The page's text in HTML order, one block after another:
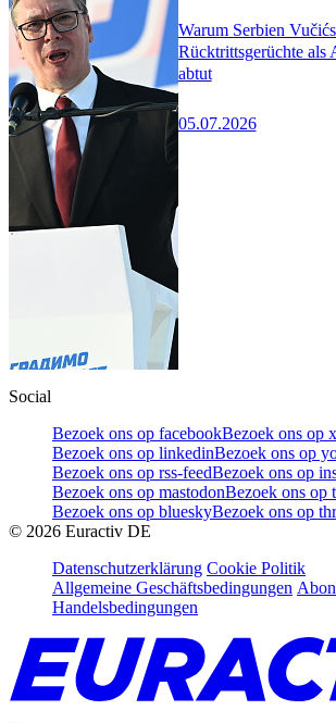
Warum Serbien
Rücktrittsgerüchte als
abtut
05.07.2026
Social
Bezoek ons op facebookBezoek ons op x
Bezoek ons op linkedinBezoek ons op
Bezoek ons op rss-feedBezoek ons op
Bezoek ons op mastodonBezoek ons op
Bezoek ons op blueskyBezoek ons op
© 2026 Euractiv DE
Datenschutzerklärung Cookie Politik
Allgemeine Geschäftsbedingungen
Handelsbedingungen